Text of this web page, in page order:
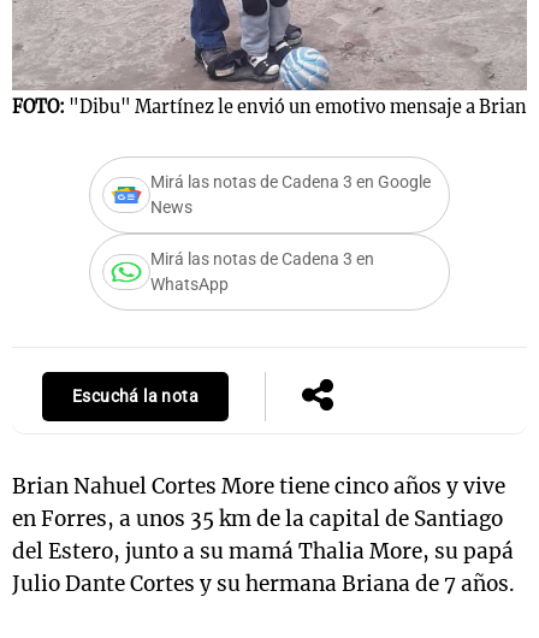
FOTO: "Dibu" Martínez le envió un emotivo mensaje a Brian
Mirá las notas de Cadena 3 en Google
News
Mirá las notas de Cadena 3 en
WhatsApp
Escuchá la nota
Brian Nahuel Cortes More tiene cinco años y vive
en Forres, a unos 35 km de la capital de Santiago
del Estero, junto a su mamá Thalia More, su papá
Julio Dante Cortes y su hermana Briana de 7 años.
Notas
Mundial 2026
Notas
La Sole en
Cadena 3